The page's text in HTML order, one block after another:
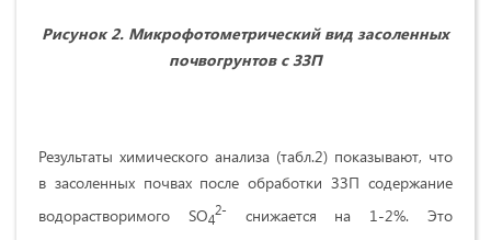
Рисунок 2. Микрофотометрический вид засоленных
почвогрунтов с ЗЗП
Результаты химического анализа (табл.2) показывают, что
в засоленных почвах после обработки ЗЗП содержание
водорастворимого SO4
2-
снижается на 1-2%. Это